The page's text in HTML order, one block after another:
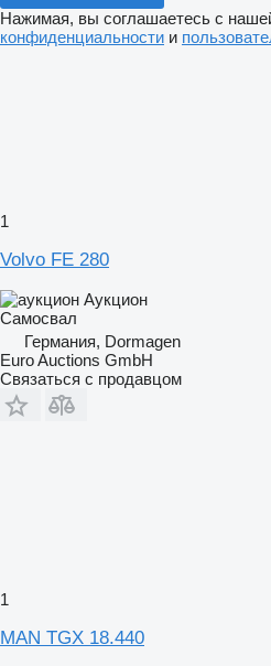
Нажимая, вы соглашаетесь с
конфиденциальности и
1
Volvo FE 280
Аукцион
Самосвал
Германия, Dormagen
Euro Auctions GmbH
Связаться с продавцом
1
MAN TGX 18.440